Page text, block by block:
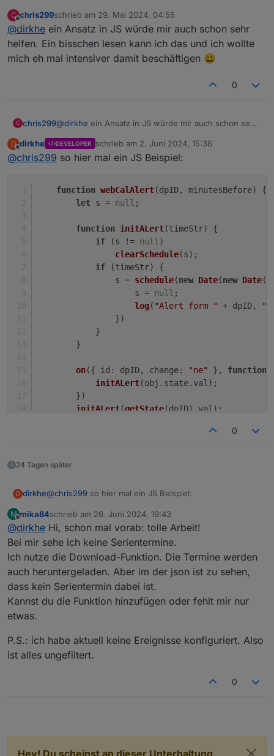
dir javascript liefern
C
Offline
chris299schrieb am 29. Mai 2024, 04:55
zuletzt editiert von
@dirkhe ein Ansatz in JS würde mir auch schon sehr
helfen. Ein bisschen lesen kann ich das und ich wollte
mich eh mal intensiver damit beschäftigen 😀
0
C chris299@dirkhe ein Ansatz in JS würde mir auch schon sehr
wollte mich eh mal intensiver damit beschäftigen 😀
D
Offline
dirkhe DEVELOPER schrieb am 2. Juni 2024, 15:36
zuletzt editiert von
@chris299 so hier mal ein JS Beispiel:
function webCalAlert(dpID, minutesBefore) {
let s = null ;
function initALert(timeStr) {
if (s != null )
clearSchedule(s);
if (timeStr) {
                s =
schedule(new Date(new Date
                    s =
null ;
log( "Alert form " + dpID,
                })
            }
        }
on({ id : dpID, change: "ne" }, function
initALert(obj. state. val );
        })
initALert(getState(dpID). val );
webCalAlert
0
24 Tagen später
D dirkhe@chris299 so hier mal ein JS Beispiel:
function webCalAlert(dpID, minutesBefore)
        let s = null;
        function initALert(timeStr) {
            if (s != null)
                clearSchedule(s);
            if (timeStr) {
s = schedule(new Date(new
                    s = null;
            }
        }
on({ id: dpID, change: "ne" },
M
Offline
mika84schrieb am 26. Juni 2024, 19:43
zuletzt editiert von
@dirkhe Hi, schon mal vorab: tolle Arbeit!
Bei mir sehe ich keine Serientermine.
Ich nutze die Download-Funktion. Die Termine werden
auch heruntergeladen. Aber im der json ist zu sehen,
dass kein Serientermin dabei ist.
Kannst du die Funktion hinzufügen oder fehlt mir nur
etwas.
P.S.: ich habe aktuell keine Ereignisse konfiguriert. Also
ist alles ungefiltert.
0